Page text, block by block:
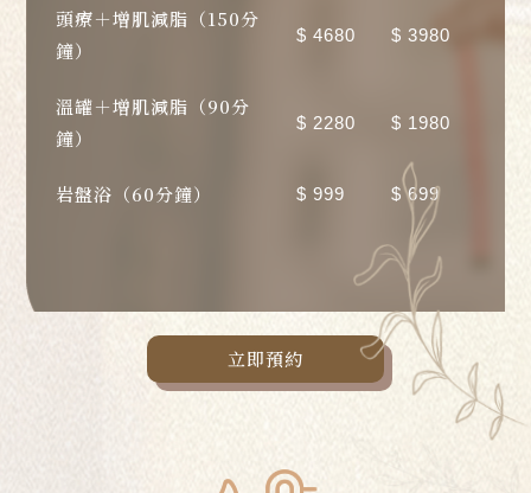
頭療＋增肌減脂（150分
鐘）
$ 4680 $ 3980
溫罐＋增肌減脂（90分
鐘）
$ 2280 $ 1980
岩盤浴（60分鐘） $ 999 $ 699
立即預約